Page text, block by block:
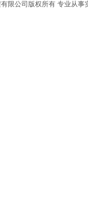
限公司版权所有 专业从